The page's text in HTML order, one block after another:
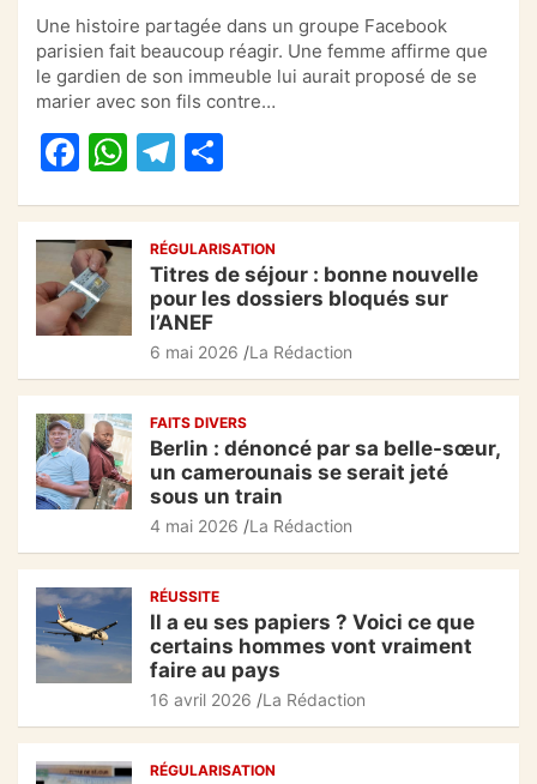
c
e
b
o
o
k
at
s
A
p
p
e
gr
a
m
ta
g
er
Une histoire partagée dans un groupe Facebook
parisien fait beaucoup réagir. Une femme affirme que
le gardien de son immeuble lui aurait proposé de se
marier avec son fils contre…
F
c
e
b
o
o
k
W
at
s
A
p
p
T
gr
a
m
g
er
RÉGULARISATION
Titres de séjour : bonne nouvelle
pour les dossiers bloqués sur
l’ANEF
6 mai 2026 La Rédaction
FAITS DIVERS
Berlin : dénoncé par sa belle-sœur,
un camerounais se serait jeté
sous un train
4 mai 2026 La Rédaction
RÉUSSITE
Il a eu ses papiers ? Voici ce que
certains hommes vont vraiment
faire au pays
16 avril 2026 La Rédaction
RÉGULARISATION